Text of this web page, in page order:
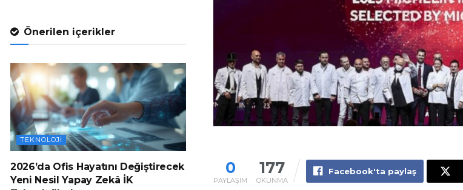
0
PAYLAŞIM
177
OKUNMA
Facebook'ta paylaş
Önerilen içerikler
TEKNOLOJI
2026’da Ofis Hayatını Değiştirecek
Yeni Nesil Yapay Zekâ İK